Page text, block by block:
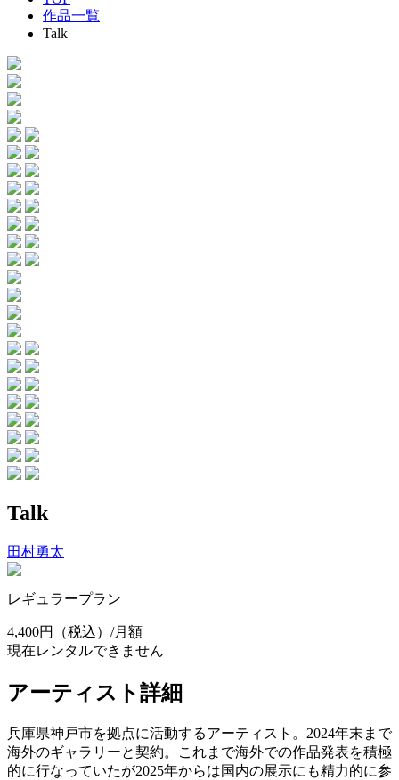
作品一覧
Talk
Talk
田村勇太
レギュラープラン
4,400円
（税込）/月額
現在レンタルできません
アーティスト詳細
兵庫県神戸市を拠点に活動するアーティスト。2024年末まで
海外のギャラリーと契約。これまで海外での作品発表を積極
的に行なっていたが2025年からは国内の展示にも精力的に参